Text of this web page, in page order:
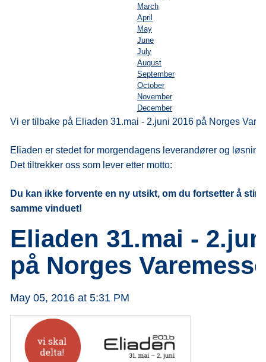
March
April
May
June
July
August
September
October
November
December
Vi er tilbake på Eliaden 31.mai - 2.juni 2016 på Norges
Eliaden er stedet for morgendagens leverandører og
Det tiltrekker oss som lever etter motto:
Du kan ikke forvente en ny utsikt, om du fortsetter å
samme vinduet!
Eliaden 31.mai -
på Norges
May 05, 2016 at 5:31 PM